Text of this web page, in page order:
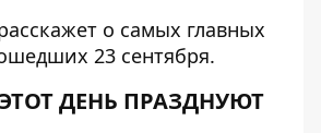
о самых главных
23 сентября.
ДЕНЬ ПРАЗДНУЮТ